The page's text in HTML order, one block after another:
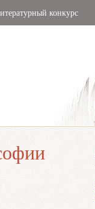
конкурс